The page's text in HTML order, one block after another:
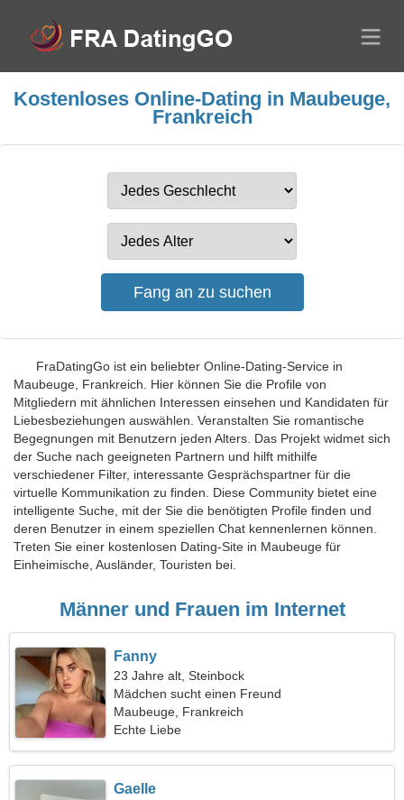
Kostenloses Online-Dating in Maubeuge,
Frankreich
FraDatingGo ist ein beliebter Online-Dating-Service in
Maubeuge, Frankreich. Hier können Sie die Profile von
Mitgliedern mit ähnlichen Interessen einsehen und Kandidaten für
Liebesbeziehungen auswählen. Veranstalten Sie romantische
Begegnungen mit Benutzern jeden Alters. Das Projekt widmet sich
der Suche nach geeigneten Partnern und hilft mithilfe
verschiedener Filter, interessante Gesprächspartner für die
virtuelle Kommunikation zu finden. Diese Community bietet eine
intelligente Suche, mit der Sie die benötigten Profile finden und
deren Benutzer in einem speziellen Chat kennenlernen können.
Treten Sie einer kostenlosen Dating-Site in Maubeuge für
Einheimische, Ausländer, Touristen bei.
Männer und Frauen im Internet
Fanny
23 Jahre alt, Steinbock
Mädchen sucht einen Freund
Maubeuge, Frankreich
Echte Liebe
Gaelle